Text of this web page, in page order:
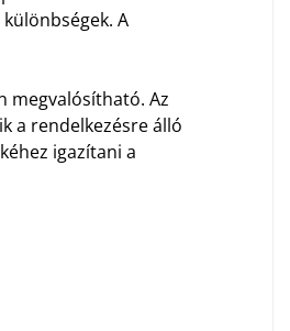
A
megvalósítható. Az
a rendelkezésre álló
igazítani a